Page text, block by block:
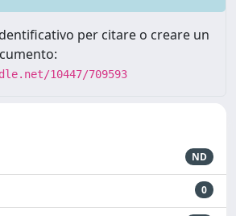
per citare o creare un
10447/709593
ND
0